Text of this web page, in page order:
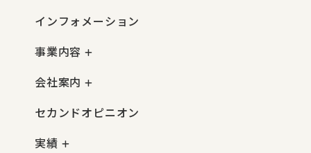
インフォメーション
事業内容
会社案内
セカンドオピニオン
実績